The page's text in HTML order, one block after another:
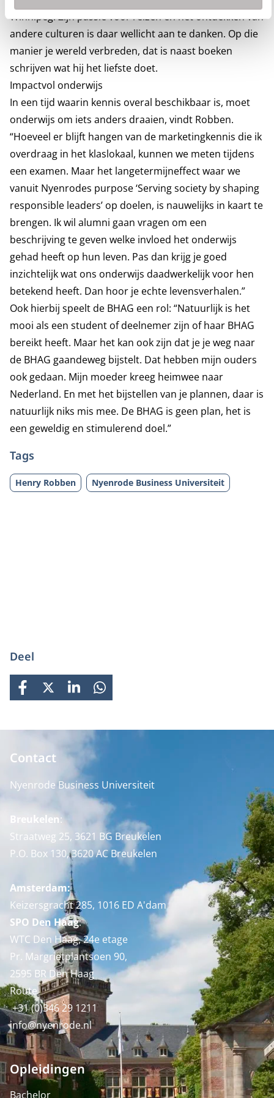
Winnipeg. Zijn passie voor reizen en het ontdekken van
andere culturen is daar wellicht aan te danken. Op die
manier je wereld verbreden, dat is naast boeken
schrijven wat hij het liefste doet.
Impactvol onderwijs
In een tijd waarin kennis overal beschikbaar is, moet
onderwijs om iets anders draaien, vindt Robben.
“Hoeveel er blijft hangen van de marketingkennis die ik
overdraag in het klaslokaal, kunnen we meten tijdens
een examen. Maar het langetermijneffect waar we
vanuit Nyenrodes purpose ‘Serving society by shaping
responsible leaders’ op doelen, is nauwelijks in kaart te
brengen. Ik wil alumni gaan vragen om een
beschrijving te geven welke invloed het onderwijs
gehad heeft op hun leven. Pas dan krijg je goed
inzichtelijk wat ons onderwijs daadwerkelijk voor hen
betekend heeft. Dan hoor je echte levensverhalen.”
Ook hierbij speelt de BHAG een rol: “Natuurlijk is het
mooi als een student of deelnemer zijn of haar BHAG
bereikt heeft. Maar het kan ook zijn dat je je weg naar
de BHAG gaandeweg bijstelt. Dat hebben mijn ouders
ook gedaan. Mijn moeder kreeg heimwee naar
Nederland. En met het bijstellen van je plannen, daar is
natuurlijk niks mis mee. De BHAG is geen plan, het is
een geweldig en stimulerend doel.”
Tags
Henry Robben Nyenrode Business Universiteit
Deel
FACEBOOK
X LINKEDINWHATSAPP
Contact
Nyenrode Business Universiteit
Breukelen:
Straatweg 25, 3621 BG Breukelen
P.O. Box 130, 3620 AC Breukelen
Amsterdam:
Keizersgracht 285, 1016 ED A'dam
SPO Den Haag:
WTC Den Haag, 24e etage
Pr. Margrietplantsoen 90,
2595 BR Den Haag
Route
+31 (0)346 29 1211
info@nyenrode.nl
Opleidingen
Bachelor